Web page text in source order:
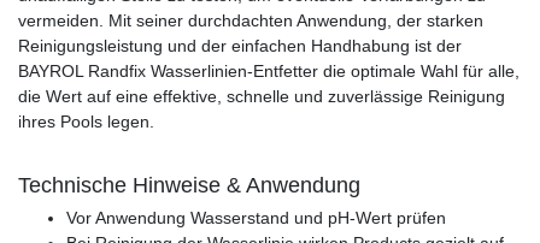
vermeiden. Mit seiner durchdachten Anwendung, der starken
Reinigungsleistung und der einfachen Handhabung ist der
BAYROL Randfix Wasserlinien-Entfetter die optimale Wahl für alle,
die Wert auf eine effektive, schnelle und zuverlässige Reinigung
ihres Pools legen.
Technische Hinweise & Anwendung
Vor Anwendung Wasserstand und pH-Wert prüfen